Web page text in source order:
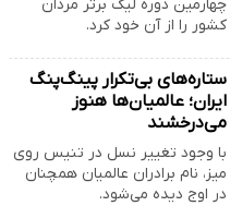
چهارمین دوره لیگ برتر مردان
کشور را از آن خود کرد.
ستاره‌های بی‌تکرار پینگ‌پنگ
ایران؛ عالمیان‌ها هنوز
می‌درخشند
با وجود تغییر نسل در تنیس روی
میز، نام برادران عالمیان همچنان
در اوج دیده می‌شود.